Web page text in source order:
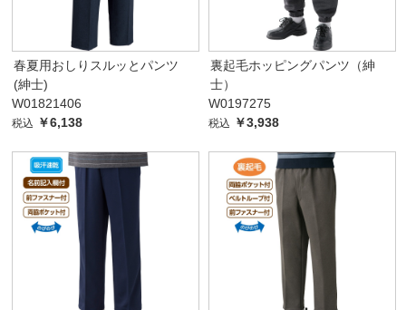
春夏用おしりスルッとパンツ
(紳士)
W01821406
税込 ￥6,138
裏起毛ホッピングパンツ（紳
士）
W0197275
税込 ￥3,938